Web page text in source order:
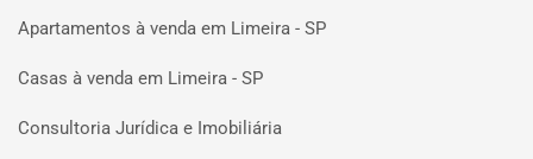
Apartamentos à venda em Limeira - SP
Casas à venda em Limeira - SP
Consultoria Jurídica e Imobiliária